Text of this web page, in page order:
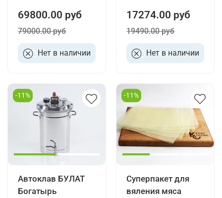
69800.00 руб
79000.00 руб
Нет в наличии
В корзину
17274.00 руб
19490.00 руб
Нет в наличии
В корзину
-11%
Автоклав БУЛАТ
Богатырь
-11%
Суперпакет для
вяления мяса